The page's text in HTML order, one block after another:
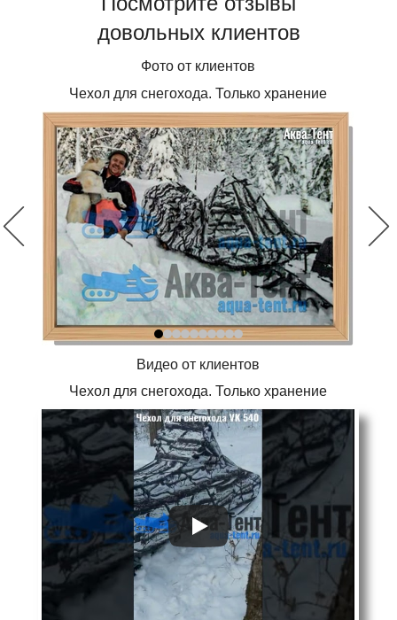
довольных клиентов
Фото от клиентов
Чехол для снегохода. Только хранение
Видео от клиентов
Чехол для снегохода. Только хранение